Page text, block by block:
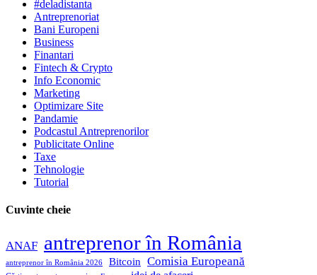
#deladistanta
Antreprenoriat
Bani Europeni
Business
Finantari
Fintech & Crypto
Info Economic
Marketing
Optimizare Site
Pandamie
Podcastul Antreprenorilor
Publicitate Online
Taxe
Tehnologie
Tutorial
Cuvinte cheie
ANAF antreprenor în România
antreprenor în România 2026 Bitcoin Comisia Europeană